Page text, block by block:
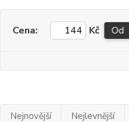
Cena: Kč Od
Nejnovější Nejlevnější